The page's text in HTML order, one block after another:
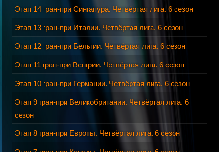
Этап 14 гран-при Сингапура. Четвёртая лига. 6 сезон
Этап 13 гран-при Италии. Четвёртая лига. 6 сезон
Этап 12 гран-при Бельгии. Четвёртая лига. 6 сезон
Этап 11 гран-при Венгрии. Четвёртая лига. 6 сезон
Этап 10 гран-при Германии. Четвёртая лига. 6 сезон
Этап 9 гран-при Великобритании. Четвёртая лига. 6
сезон
Этап 8 гран-при Европы. Четвёртая лига. 6 сезон